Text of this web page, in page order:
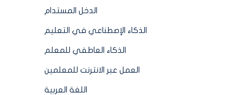
الدخل المستدام
الذكاء الإصطناعي في التعليم
الذكاء العاطفي للمعلم
العمل عبر الانترنت للمعلمين
اللغة العربية